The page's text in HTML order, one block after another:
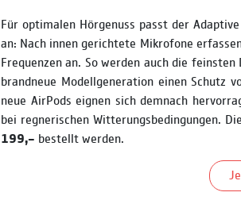
Für optimalen Hörgenuss passt der
an: Nach innen gerichtete Mikrofone
Frequenzen an. So werden auch die
brandneue Modellgeneration einen Schutz
neue AirPods eignen sich demnach
bei regnerischen Witterungsbedingungen.
199,– bestellt werden.